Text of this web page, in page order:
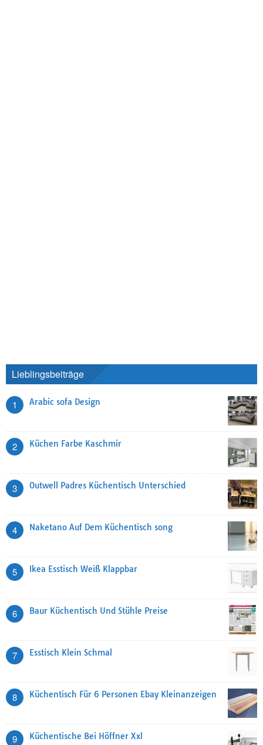
Lieblingsbeiträge
1 Arabic sofa Design
2 Küchen Farbe Kaschmir
3 Outwell Padres Küchentisch Unterschied
4 Naketano Auf Dem Küchentisch song
5 Ikea Esstisch Weiß Klappbar
6 Baur Küchentisch Und Stühle Preise
7 Esstisch Klein Schmal
8 Küchentisch Für 6 Personen Ebay Kleinanzeigen
9 Küchentische Bei Höffner Xxl